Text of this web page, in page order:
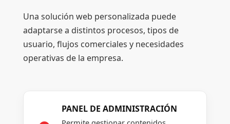
Una solución web personalizada puede
adaptarse a distintos procesos, tipos de
usuario, flujos comerciales y necesidades
operativas de la empresa.
PANEL DE ADMINISTRACIÓN